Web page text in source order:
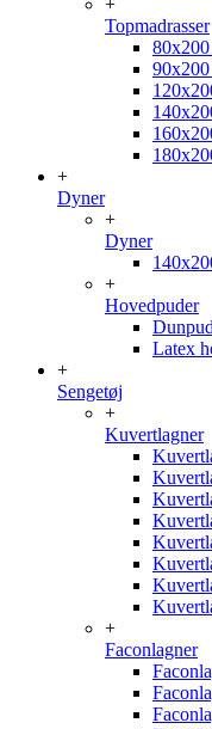
+
Topmadrasser
+
Dyner
+
Dyner
+
Hovedpuder
Latex
+
Sengetøj
+
Kuvertlagner
+
Faconlagner